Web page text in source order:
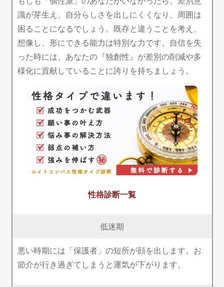
識が芽生え、自分らしさを出しにくくなり、周囲は
困ることになるでしょう。既存と違うことを考え、
想像し、形にできる能力は特別な力です。自信を失
った時には、あなたの『独創性』が差別の削減や多
様化に貢献していることに誇りを持ちましょう。
性格診断一覧
低迷期
悪い時期には「保護者」の短所が顔を出します。お
節介が行き過ぎてしまうと運気が下がります。